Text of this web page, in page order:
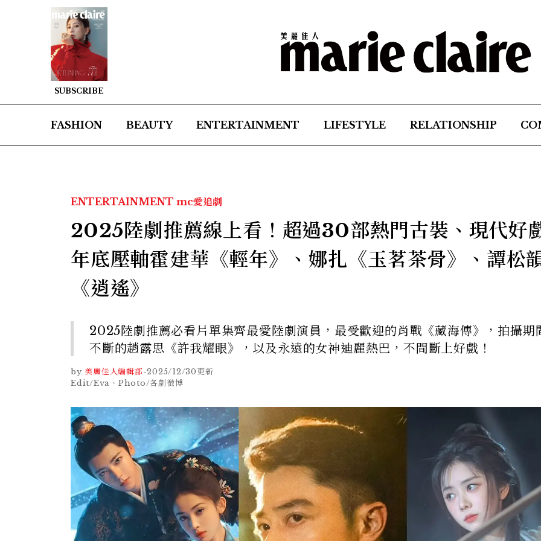
SUBSCRIBE
FASHION BEAUTY ENTERTAINMENT LIFESTYLE RELATIONSHIP
ENTERTAINMENT mc愛追劇
2025陸劇推薦線上看！超過30部熱門古裝、現代好
年底壓軸霍建華《輕年》、娜扎《玉茗茶骨》、譚松
《逍遙》
2025陸劇推薦必看片單集齊最愛陸劇演員，最受歡迎的肖戰《藏海傳》，拍攝期
不斷的趙露思《許我耀眼》，以及永遠的女神迪麗熱巴，不間斷上好戲！
by 美麗佳人編輯部-2025/12/30更新
Edit/Eva、Photo/各劇微博